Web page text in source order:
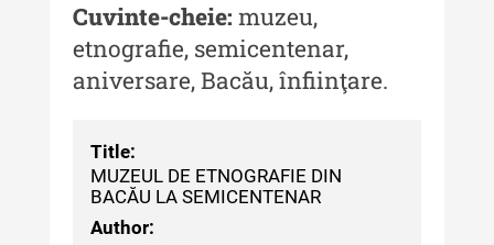
Cuvinte-cheie: muzeu,
etnografie, semicentenar,
aniversare, Bacău, înfiinţare.
Title:
MUZEUL DE ETNOGRAFIE DIN
BACĂU LA SEMICENTENAR
Author: